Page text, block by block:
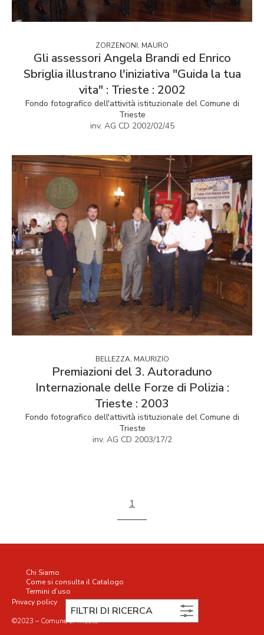
FILTRI DI RICERCA
ZORZENONI, MAURO
Gli assessori Angela Brandi ed Enrico
Sbriglia illustrano l'iniziativa "Guida la tua
vita" : Trieste : 2002
Fondo fotografico dell'attività istituzionale del Comune di
Trieste
inv. AG CD 2002/02/45
BELLEZZA, MAURIZIO
Premiazioni del 3. Autoraduno
Internazionale delle Forze di Polizia :
Trieste : 2003
Fondo fotografico dell'attività istituzionale del Comune di
Trieste
inv. AG CD 2003/17/2
1
©2023 – Comune di Trieste
Chi Siamo
Come si consulta il Catalogo
Termini d’uso
Privacy policy
Cookie policy